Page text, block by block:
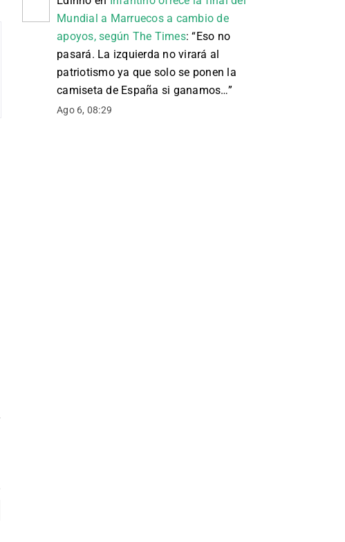
Mundial a Marruecos a cambio de
apoyos, según The Times: “Eso no
pasará. La izquierda no virará al
patriotismo ya que solo se ponen la
camiseta de España si ganamos…”
Ago 6, 08:29